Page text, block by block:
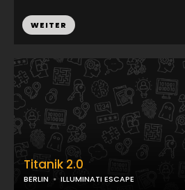
WEITER
Titanik 2.0
BERLIN ILLUMINATI ESCAPE